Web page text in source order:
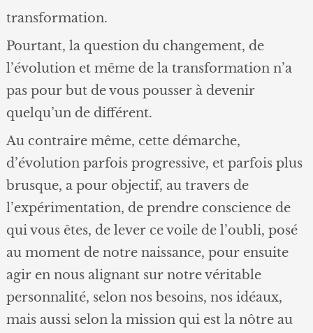
transformation.
Pourtant, la question du changement, de
l’évolution et même de la transformation n’a
pas pour but de vous pousser à devenir
quelqu’un de différent.
Au contraire même, cette démarche,
d’évolution parfois progressive, et parfois plus
brusque, a pour objectif, au travers de
l’expérimentation, de prendre conscience de
qui vous êtes, de lever ce voile de l’oubli, posé
au moment de notre naissance, pour ensuite
agir en nous alignant sur notre véritable
personnalité, selon nos besoins, nos idéaux,
mais aussi selon la mission qui est la nôtre au